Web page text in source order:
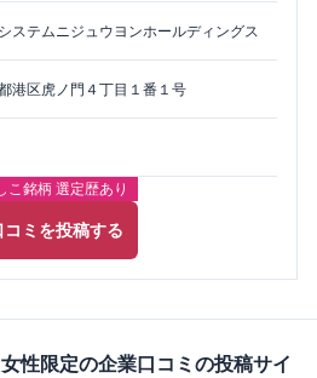
ステムニジュウヨンホールディングス
港区虎ノ門４丁目１番１号
こ銘柄 選定歴あり
コミを投稿する
性限定の企業口コミの投稿サイ